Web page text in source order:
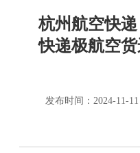
杭州航空快
快递极航空
发布时间：2024-11-11